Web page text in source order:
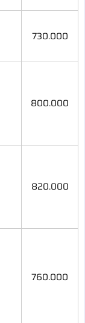
730.000
800.000
820.000
760.000